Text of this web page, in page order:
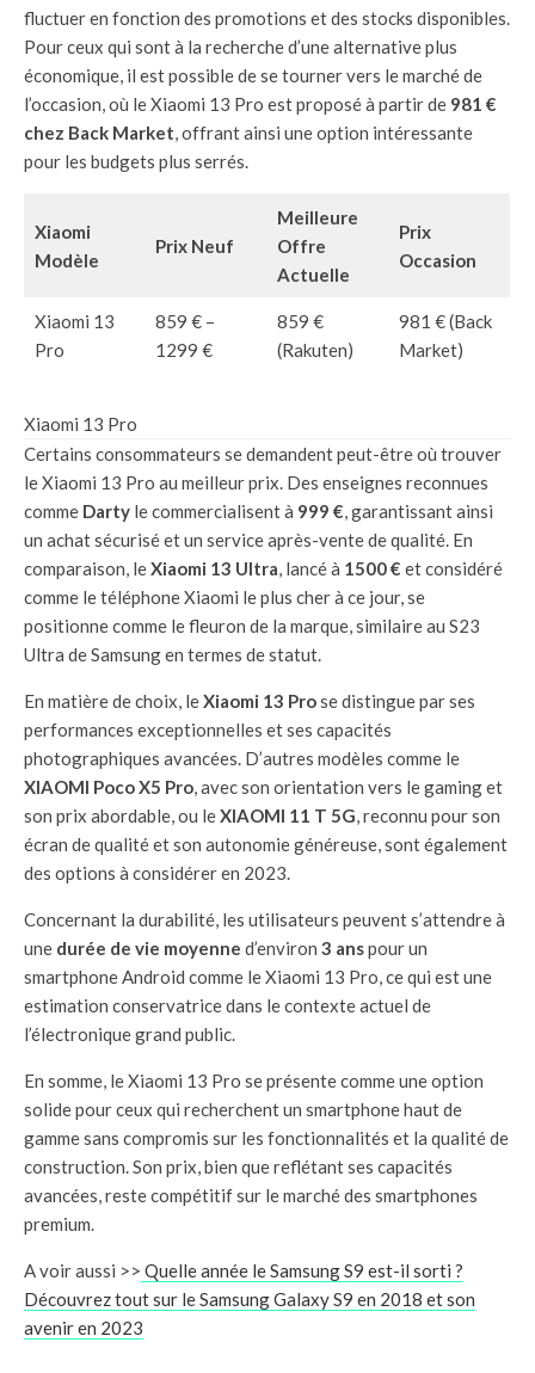
fluctuer en fonction des promotions et des stocks disponibles.
Pour ceux qui sont à la recherche d’une alternative plus
économique, il est possible de se tourner vers le marché de
l’occasion, où le Xiaomi 13 Pro est proposé à partir de 981 €
chez Back Market, offrant ainsi une option intéressante
pour les budgets plus serrés.
Xiaomi
Modèle
Prix Neuf
Meilleure
Offre
Actuelle
Prix
Occasion
Xiaomi 13
Pro
859 € –
1299 €
859 €
(Rakuten)
981 € (Back
Market)
Xiaomi 13 Pro
Certains consommateurs se demandent peut-être où trouver
le Xiaomi 13 Pro au meilleur prix. Des enseignes reconnues
comme Darty le commercialisent à 999 €, garantissant ainsi
un achat sécurisé et un service après-vente de qualité. En
comparaison, leXiaomi 13 Ultra, lancé à 1500 € et considéré
comme le téléphone Xiaomi le plus cher à ce jour, se
positionne comme le fleuron de la marque, similaire au S23
Ultra de Samsung en termes de statut.
En matière de choix, leXiaomi 13 Prose distingue par ses
performances exceptionnelles et ses capacités
photographiques avancées. D’autres modèles comme le
XIAOMI Poco X5 Pro, avec son orientation vers le gaming et
son prix abordable, ou leXIAOMI 11 T 5G, reconnu pour son
écran de qualité et son autonomie généreuse, sont également
des options à considérer en 2023.
Concernant la durabilité, les utilisateurs peuvent s’attendre à
une durée de vie moyenne d’environ 3 anspour un
smartphone Android comme le Xiaomi 13 Pro, ce qui est une
estimation conservatrice dans le contexte actuel de
l’électronique grand public.
En somme, le Xiaomi 13 Pro se présente comme une option
solide pour ceux qui recherchent un smartphone haut de
gamme sans compromis sur les fonctionnalités et la qualité de
construction. Son prix, bien que reflétant ses capacités
avancées, reste compétitif sur le marché des smartphones
premium.
A voir aussi >> Quelle année le Samsung S9 est-il sorti ?
Découvrez tout sur le Samsung Galaxy S9 en 2018 et son
avenir en 2023